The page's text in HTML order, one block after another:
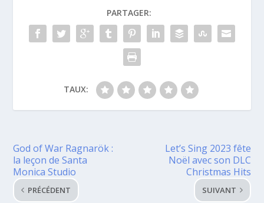
PARTAGER:
TAUX:
God of War Ragnarök :
la leçon de Santa
Monica Studio
PRÉCÉDENT
Let’s Sing 2023 fête
Noël avec son DLC
Christmas Hits
SUIVANT